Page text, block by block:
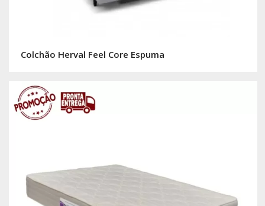
Colchão Herval Feel Core Espuma